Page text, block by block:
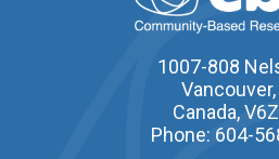
1007-808
Vancouver,
Canada,
Phone: 604-